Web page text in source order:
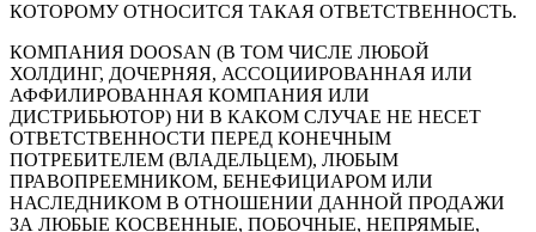
КОТОРОМУ ОТНОСИТСЯ ТАКАЯ ОТВЕТСТВЕННОСТЬ.
КОМПАНИЯ DOOSAN (В ТОМ ЧИСЛЕ ЛЮБОЙ
ХОЛДИНГ, ДОЧЕРНЯЯ, АССОЦИИРОВАННАЯ ИЛИ
АФФИЛИРОВАННАЯ КОМПАНИЯ ИЛИ
ДИСТРИБЬЮТОР) НИ В КАКОМ СЛУЧАЕ НЕ НЕСЕТ
ОТВЕТСТВЕННОСТИ ПЕРЕД КОНЕЧНЫМ
ПОТРЕБИТЕЛЕМ (ВЛАДЕЛЬЦЕМ), ЛЮБЫМ
ПРАВОПРЕЕМНИКОМ, БЕНЕФИЦИАРОМ ИЛИ
НАСЛЕДНИКОМ В ОТНОШЕНИИ ДАННОЙ ПРОДАЖИ
ЗА ЛЮБЫЕ КОСВЕННЫЕ, ПОБОЧНЫЕ, НЕПРЯМЫЕ,